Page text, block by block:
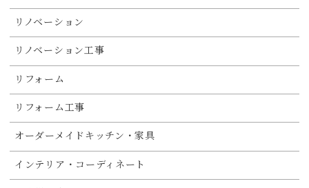
リノベーション
リノベーション工事
リフォーム
リフォーム工事
オーダーメイドキッチン・家具
インテリア・コーディネート